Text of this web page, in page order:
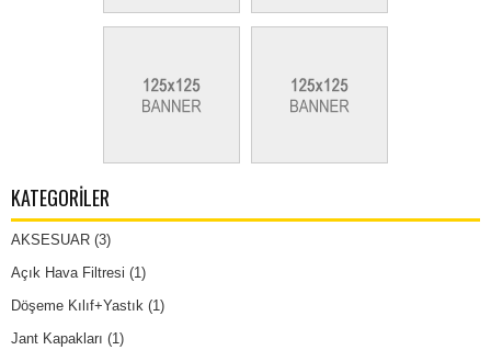
KATEGORILER
AKSESUAR (3)
Açık Hava Filtresi (1)
Döşeme Kılıf+Yastık (1)
Jant Kapakları (1)